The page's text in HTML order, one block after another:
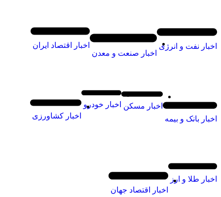
اخبار نفت و انرژی
اخبار صنعت و معدن
اخبار اقتصاد ایران
اخبار بانک و بیمه
اخبار مسکن اخبار خودرو
اخبار کشاورزی
اخبار طلا و ارز
اخبار اقتصاد جهان